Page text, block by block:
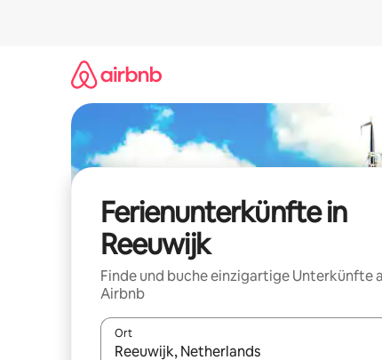
Ferienunterkünfte in
Reeuwijk
Finde und buche einzigartige Unterkünfte
Airbnb
Ort
Wenn Ergebnisse verfügbar sind, navigiere